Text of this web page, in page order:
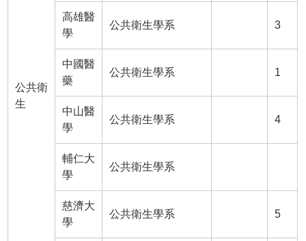
公共衛
生
高雄醫
學
公共衛生學系 3
中國醫
藥
公共衛生學系 1
中山醫
學
公共衛生學系 4
輔仁大
學
公共衛生學系
慈濟大
學
公共衛生學系 5